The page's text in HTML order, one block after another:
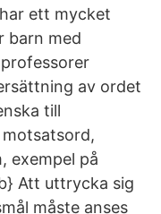
ett mycket
barn med
av ordet
till
exempel på
Att uttrycka sig
måste anses